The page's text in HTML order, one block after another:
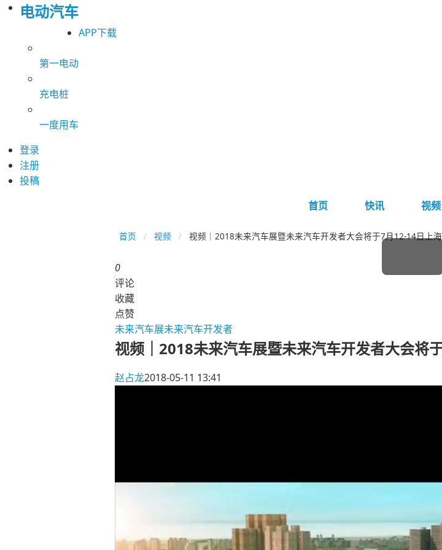
电动汽车
APP下载
第一电动
充电桩
一度用车
登录
注册
投稿
首页
快讯 视频
首页 视频 视频｜2018未来汽车展暨未来汽车开发者大会将于7月12-14日上
0
评论
收藏
点赞
未来汽车展未来汽车开发者
视频｜2018未来汽车展暨未来汽车开发者大会将
赵占龙2018-05-11 13:41